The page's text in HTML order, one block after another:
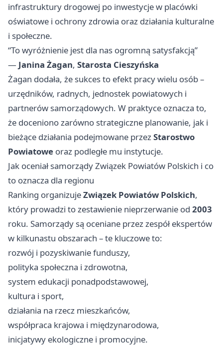
infrastruktury drogowej po inwestycje w placówki
oświatowe i ochrony zdrowia oraz działania kulturalne
i społeczne.
“To wyróżnienie jest dla nas ogromną satysfakcją”
— Janina Żagan, Starosta Cieszyńska
Żagan dodała, że sukces to efekt pracy wielu osób –
urzędników, radnych, jednostek powiatowych i
partnerów samorządowych. W praktyce oznacza to,
że doceniono zarówno strategiczne planowanie, jak i
bieżące działania podejmowane przezStarostwo
Powiatowe oraz podległe mu instytucje.
Jak oceniał samorządy Związek Powiatów Polskich i co
to oznacza dla regionu
Ranking organizujeZwiązek Powiatów Polskich,
który prowadzi to zestawienie nieprzerwanie od 2003
roku. Samorządy są oceniane przez zespół ekspertów
w kilkunastu obszarach – te kluczowe to:
rozwój i pozyskiwanie funduszy,
polityka społeczna i zdrowotna,
system edukacji ponadpodstawowej,
kultura i sport,
działania na rzecz mieszkańców,
współpraca krajowa i międzynarodowa,
inicjatywy ekologiczne i promocyjne.